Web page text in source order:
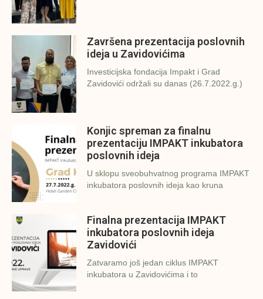
Završena prezentacija poslovnih
ideja u Zavidovićima
Investicijska fondacija Impakt i Grad
Zavidovići održali su danas (26.7.2022.g.)
Konjic spreman za finalnu
prezentaciju IMPAKT inkubatora
poslovnih ideja
U sklopu sveobuhvatnog programa IMPAKT
inkubatora poslovnih ideja kao kruna
Finalna prezentacija IMPAKT
inkubatora poslovnih ideja
Zavidovići
Zatvaramo još jedan ciklus IMPAKT
inkubatora u Zavidovićima i to